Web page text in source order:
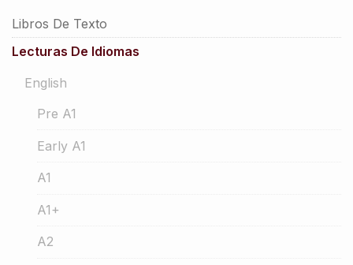
Libros De Texto
Lecturas De Idiomas
English
Pre A1
Early A1
A1
A1+
A2